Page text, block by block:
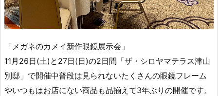
「メガネのカメイ新作眼鏡展示会」
11月26日(土)と27日(日)の2日間「ザ・シロヤマテラス津山
別邸」で開催中普段は見られないたくさんの眼鏡フレーム
やいつもはお店にない商品も品揃えて3年ぶりの開催です。